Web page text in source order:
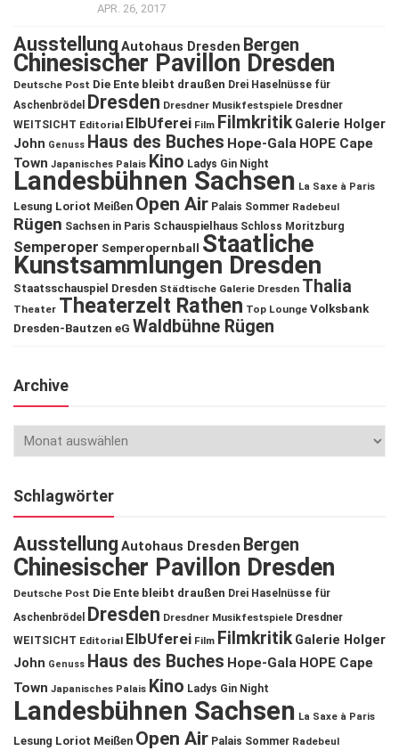
APR. 26, 2017
Ausstellung Autohaus Dresden Bergen
Chinesischer Pavillon Dresden
Deutsche Post Die Ente bleibt draußen Drei Haselnüsse für
Aschenbrödel
Dresden Dresdner Musikfestspiele Dresdner
WEITSICHT Editorial ElbUferei Film Filmkritik Galerie Holger
John Genuss Haus des Buches Hope-Gala HOPE Cape
Town Japanisches Palais Kino Ladys Gin Night
Landesbühnen Sachsen La Saxe à Paris
Lesung Loriot Meißen Open Air Palais Sommer Radebeul
Rügen Sachsen in Paris Schauspielhaus Schloss Moritzburg
Semperoper Semperopernball Staatliche
Kunstsammlungen Dresden
Staatsschauspiel Dresden Städtische Galerie Dresden Thalia
Theater Theaterzelt Rathen Top Lounge Volksbank
Dresden-Bautzen eG Waldbühne Rügen
Archive
Schlagwörter
Ausstellung Autohaus Dresden Bergen
Chinesischer Pavillon Dresden
Deutsche Post Die Ente bleibt draußen Drei Haselnüsse für
Aschenbrödel
Dresden Dresdner Musikfestspiele Dresdner
WEITSICHT Editorial ElbUferei Film Filmkritik Galerie Holger
John Genuss Haus des Buches Hope-Gala HOPE Cape
Town Japanisches Palais Kino Ladys Gin Night
Landesbühnen Sachsen La Saxe à Paris
Lesung Loriot Meißen Open Air Palais Sommer Radebeul